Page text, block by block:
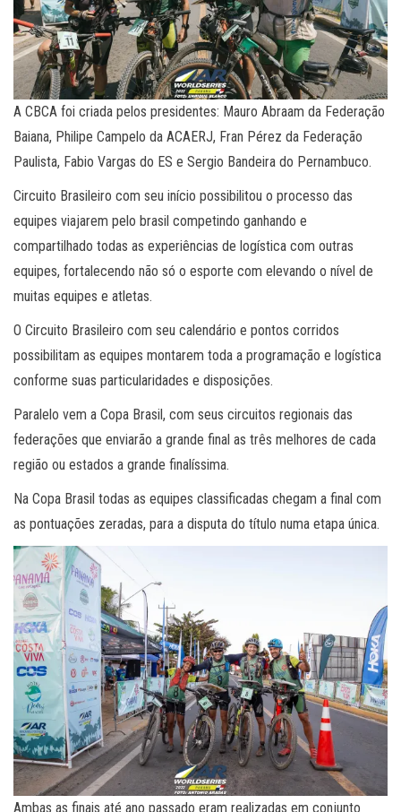
A CBCA foi criada pelos presidentes: Mauro Abraam da Federação
Baiana, Philipe Campelo da ACAERJ, Fran Pérez da Federação
Paulista, Fabio Vargas do ES e Sergio Bandeira do Pernambuco.
Circuito Brasileiro com seu início possibilitou o processo das
equipes viajarem pelo brasil competindo ganhando e
compartilhado todas as experiências de logística com outras
equipes, fortalecendo não só o esporte com elevando o nível de
muitas equipes e atletas.
O Circuito Brasileiro com seu calendário e pontos corridos
possibilitam as equipes montarem toda a programação e logística
conforme suas particularidades e disposições.
Paralelo vem a Copa Brasil, com seus circuitos regionais das
federações que enviarão a grande final as três melhores de cada
região ou estados a grande finalíssima.
Na Copa Brasil todas as equipes classificadas chegam a final com
as pontuações zeradas, para a disputa do título numa etapa única.
Ambas as finais até ano passado eram realizadas em conjunto